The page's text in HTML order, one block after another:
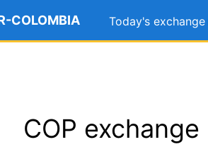
COLOMBIA Today's
COP